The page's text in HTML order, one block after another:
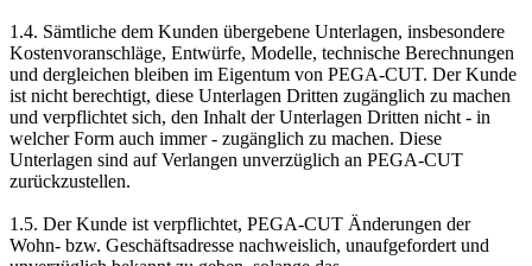
1.4. Sämtliche dem Kunden übergebene Unterlagen, insbesondere
Kostenvoranschläge, Entwürfe, Modelle, technische Berechnungen
und dergleichen bleiben im Eigentum von PEGA-CUT. Der Kunde
ist nicht berechtigt, diese Unterlagen Dritten zugänglich zu machen
und verpflichtet sich, den Inhalt der Unterlagen Dritten nicht - in
welcher Form auch immer - zugänglich zu machen. Diese
Unterlagen sind auf Verlangen unverzüglich an PEGA-CUT
zurückzustellen.
1.5. Der Kunde ist verpflichtet, PEGA-CUT Änderungen der
Wohn- bzw. Geschäftsadresse nachweislich, unaufgefordert und